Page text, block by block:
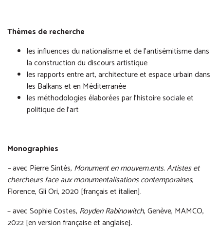
Thèmes de recherche
les influences du nationalisme et de l’antisémitisme dans
la construction du discours artistique
les rapports entre art, architecture et espace urbain dans
les Balkans et en Méditerranée
les méthodologies élaborées par l’histoire sociale et
politique de l’art
Monographies
–avec Pierre Sintès, Monument en mouvem.ents. Artistes et
chercheurs face aux monumentalisations contemporaines,
Florence, Gli Ori, 2020 [français et italien].
– avec Sophie Costes, Royden Rabinowitch, Genève, MAMCO,
2022 [en version française et anglaise].